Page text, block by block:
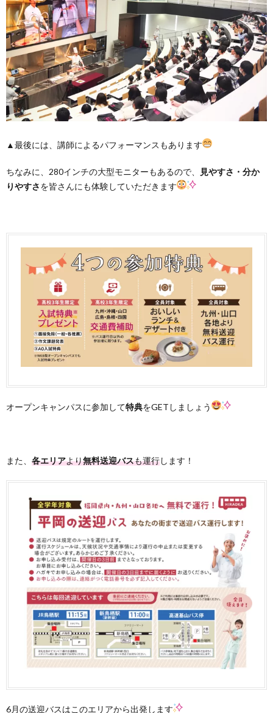
▲最後には、講師によるパフォーマンスもあります
ちなみに、280インチの大型モニターもあるので、
見やすさ・分か
りやすさを皆さんにも体験していただきます
オープンキャンパスに参加して特典をGETしましょう
また、 各エリアより無料送迎バスも運行します！
6月の送迎バスはこのエリアから出発します